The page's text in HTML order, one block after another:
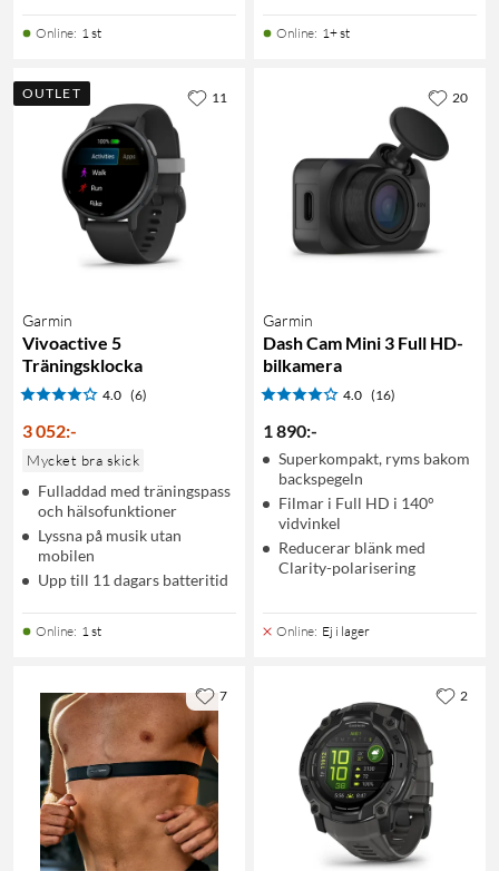
Online: 1 st Online: 1+ st
OUTLET
Garmin
Vivoactive 5
Träningsklocka
4.0 (6)
3 052:-
Mycket bra skick
Fulladdad med träningspass
och hälsofunktioner
Lyssna på musik utan
mobilen
Upp till 11 dagars batteritid
Online: 1 st
11
Garmin
Dash Cam Mini 3 Full HD-
bilkamera
4.0 (16)
1 890:-
Superkompakt, ryms bakom
backspegeln
Filmar i Full HD i 140°
vidvinkel
Reducerar blänk med
Clarity-polarisering
Online: Ej i lager
20
7 2